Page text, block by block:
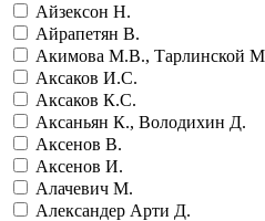
Айзексон Н.
Айрапетян В.
Акимова М.В., Тарлинской
Аксаков И.С.
Аксаков К.С.
Аксаньян К., Володихин Д.
Аксенов В.
Аксенов И.
Алачевич М.
Александер Арти Д.